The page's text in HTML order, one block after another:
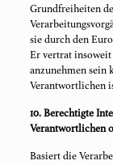
Grundfreiheiten
sie durch den
Er vertrat insoweit
anzunehmen sein
Verantwortlichen
10. Berechtigte
Verantwortlichen
Basiert die